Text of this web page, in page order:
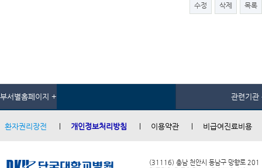
수정 삭제 목록
부서별홈페이지 + 관련기관
환자권리장전 개인정보처리방침 이용약관 비급여진료비용
(31116) 충남 천안시 동남구 망향로 201